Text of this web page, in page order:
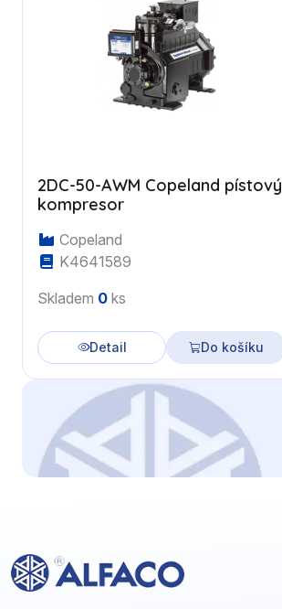
2DC-50-AWM Copeland pístový
kompresor
Copeland
K4641589
Skladem 0 ks
Detail Do košíku